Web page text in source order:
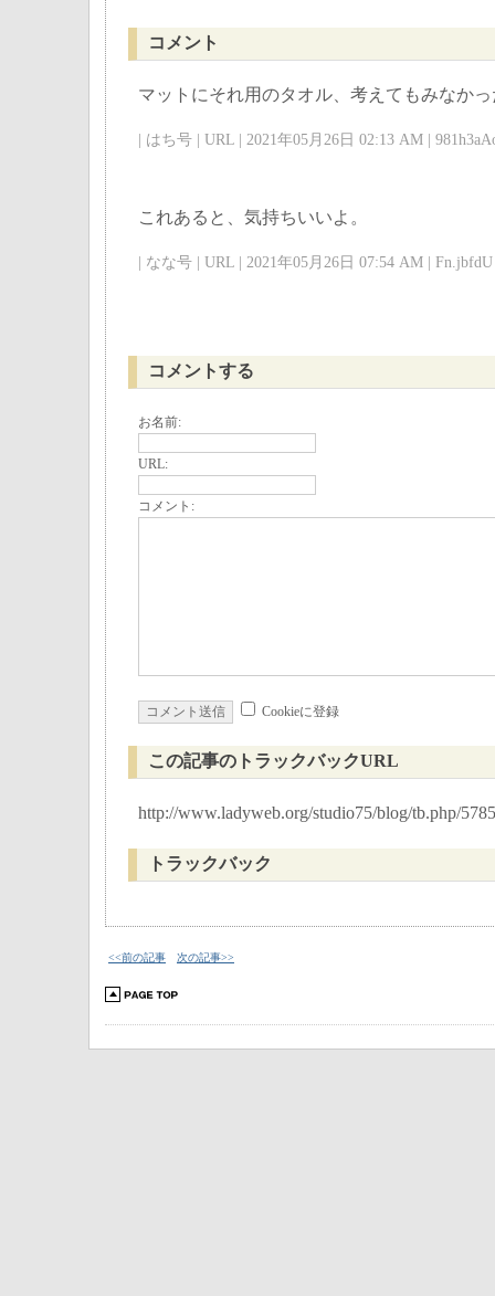
コメント
マットにそれ用のタオル、考えてもみなか
| はち号 | URL | 2021年05月26日 02:13 AM |
これあると、気持ちいいよ。
| なな号 | URL | 2021年05月26日 07:54 AM |
コメントする
お名前:
URL:
コメント:
Cookieに登録
この記事のトラックバックURL
http://www.ladyweb.org/studio75/blog/tb.php/5785
トラックバック
<<前の記事 次の記事>>